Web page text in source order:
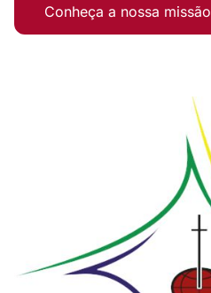
Conheça a nossa missão